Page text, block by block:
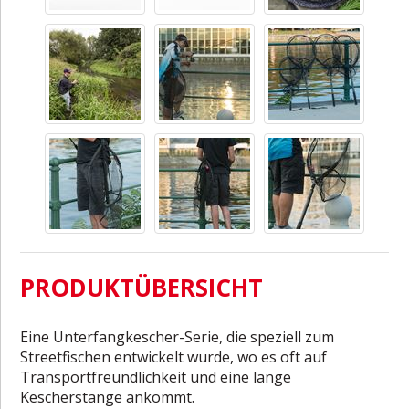
PRODUKTÜBERSICHT
Eine Unterfangkescher-Serie, die speziell zum
Streetfischen entwickelt wurde, wo es oft auf
Transportfreundlichkeit und eine lange
Kescherstange ankommt.